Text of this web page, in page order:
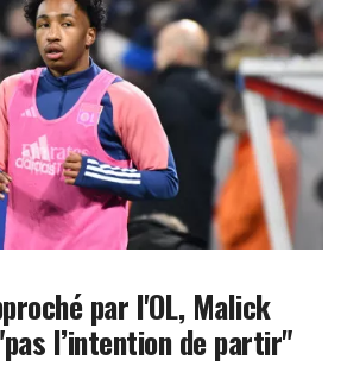
par l'OL, Malick
l’intention de partir"